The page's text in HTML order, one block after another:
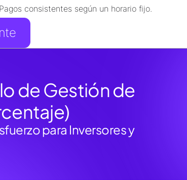
según un horario fijo.
de Gestión de
para Inversores y